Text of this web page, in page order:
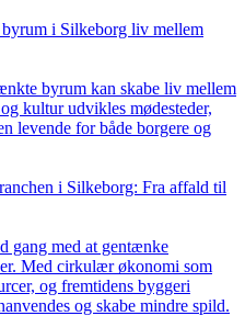
i Silkeborg liv mellem
byrum kan skabe liv mellem
kultur udvikles mødesteder,
levende for både borgere og
i Silkeborg: Fra affald til
gang med at gentænke
Med cirkulær økonomi som
og fremtidens byggeri
og skabe mindre spild.